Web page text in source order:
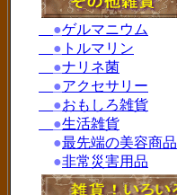
●ゲルマニウム
● トルマリン
●ナリネ菌
●アクセサリー
●おもしろ雑貨
●生活雑貨
●最先端の美容商品
●非常災害用品